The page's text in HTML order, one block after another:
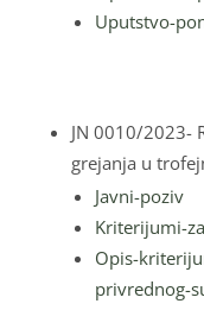
Uputstvo-
JN 0010/2023-
grejanja u
Javni-poziv
Kriterijumi-
Opis-
privrednog-